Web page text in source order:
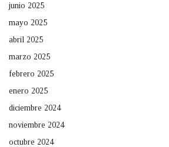
junio 2025
mayo 2025
abril 2025
marzo 2025
febrero 2025
enero 2025
diciembre 2024
noviembre 2024
octubre 2024